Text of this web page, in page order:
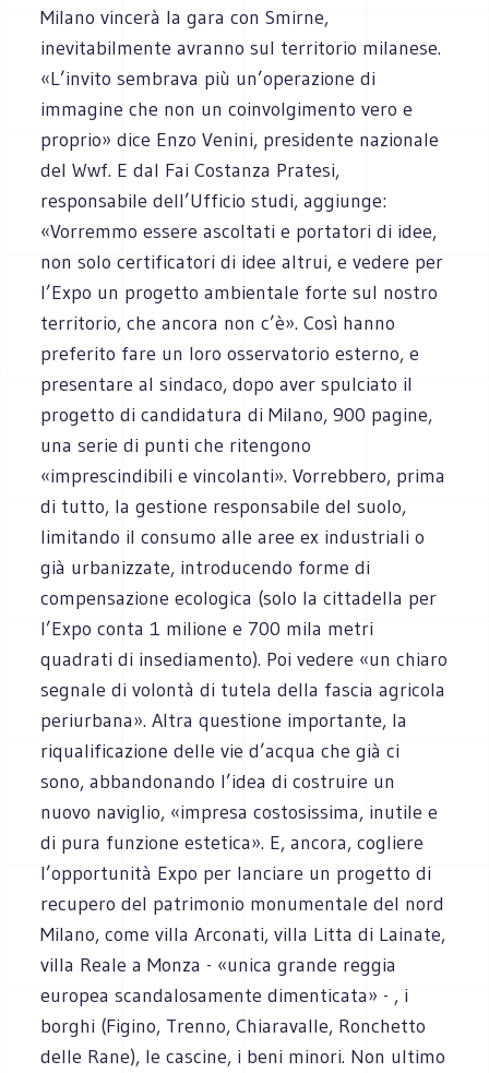
Milano vincerà la gara con Smirne,
inevitabilmente avranno sul territorio milanese.
«L’invito sembrava più un’operazione di
immagine che non un coinvolgimento vero e
proprio» dice Enzo Venini, presidente nazionale
del Wwf. E dal Fai Costanza Pratesi,
responsabile dell’Ufficio studi, aggiunge:
«Vorremmo essere ascoltati e portatori di idee,
non solo certificatori di idee altrui, e vedere per
l’Expo un progetto ambientale forte sul nostro
territorio, che ancora non c’è». Così hanno
preferito fare un loro osservatorio esterno, e
presentare al sindaco, dopo aver spulciato il
progetto di candidatura di Milano, 900 pagine,
una serie di punti che ritengono
«imprescindibili e vincolanti». Vorrebbero, prima
di tutto, la gestione responsabile del suolo,
limitando il consumo alle aree ex industriali o
già urbanizzate, introducendo forme di
compensazione ecologica (solo la cittadella per
l’Expo conta 1 milione e 700 mila metri
quadrati di insediamento). Poi vedere «un chiaro
segnale di volontà di tutela della fascia agricola
periurbana». Altra questione importante, la
riqualificazione delle vie d’acqua che già ci
sono, abbandonando l’idea di costruire un
nuovo naviglio, «impresa costosissima, inutile e
di pura funzione estetica». E, ancora, cogliere
l’opportunità Expo per lanciare un progetto di
recupero del patrimonio monumentale del nord
Milano, come villa Arconati, villa Litta di Lainate,
villa Reale a Monza - «unica grande reggia
europea scandalosamente dimenticata» - , i
borghi (Figino, Trenno, Chiaravalle, Ronchetto
delle Rane), le cascine, i beni minori. Non ultimo